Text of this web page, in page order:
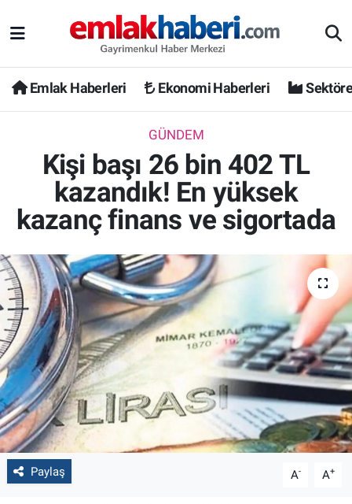
Emlak Haberleri Ekonomi Haberleri
GÜNDEM
Kişi başı 26 bin 402 TL
kazandık! En yüksek
kazanç finans ve sigortada
Paylaş A- A+